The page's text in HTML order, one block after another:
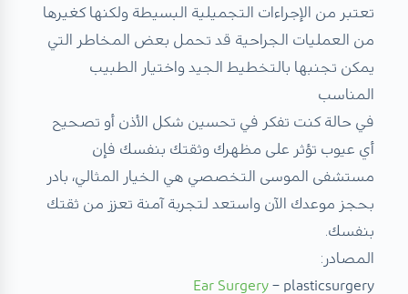
تعتبر من الإجراءات التجميلية البسيطة ولكنها كغيرها
من العمليات الجراحية قد تحمل بعض المخاطر التي
يمكن تجنبها بالتخطيط الجيد واختيار الطبيب
المناسب
في حالة كنت تفكر في تحسين شكل الأذن أو تصحيح
أي عيوب تؤثر على مظهرك وثقتك بنفسك فإن
مستشفى الموسى التخصصي هي الخيار المثالي، بادر
بحجز موعدك الآن واستعد لتجربة آمنة تعزز من ثقتك
بنفسك.
المصادر:
Ear Surgery – plasticsurgery